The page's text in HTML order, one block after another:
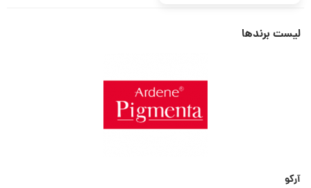
لیست برندها
آرکو